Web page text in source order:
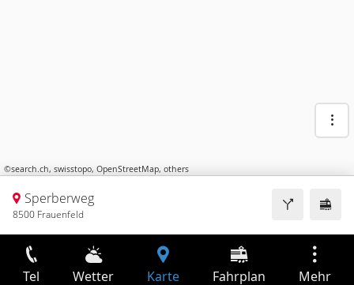
©search.ch, swisstopo, OpenStreetMap, others
Sperberweg
8500 Frauenfeld
Tel Wetter Karte Fahrplan Mehr